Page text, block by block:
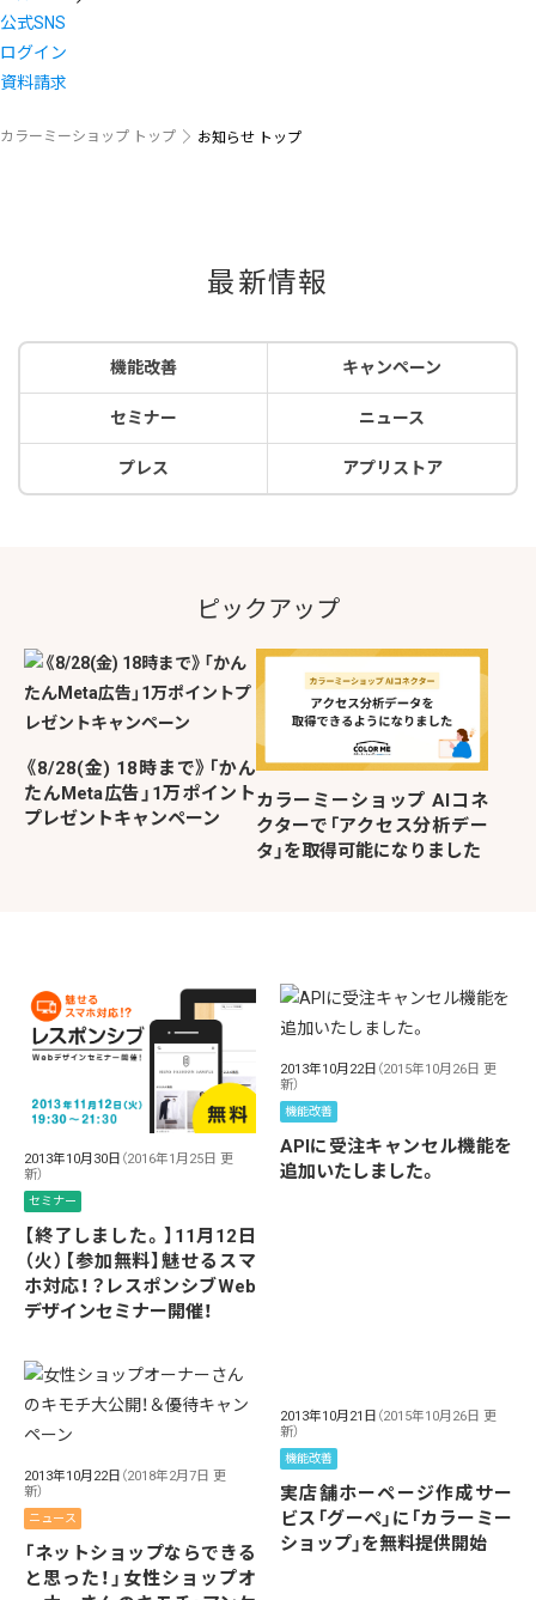
公式SNS
ログイン
資料請求
カラーミーショップ トップ お知らせ トップ
最新情報
機能改善 キャンペーン
セミナー ニュース
プレス アプリストア
ピックアップ
《8/28(金) 18時まで》「かん
たんMeta広告」1万ポイント
プレゼントキャンペーン
カラーミーショップ AIコネ
クターで「アクセス分析デー
タ」を取得可能になりました
2013年10月30日 （2016年1月25日 更
新）
セミナー
【終了しました。】11月12日
（火）【参加無料】魅せるスマ
ホ対応！？レスポンシブWeb
デザインセミナー開催！
2013年10月22日 （2015年10月26日 更
新）
機能改善
APIに受注キャンセル機能を
追加いたしました。
2013年10月22日 （2018年2月7日 更
新）
ニュース
「ネットショップならできる
と思った！」女性ショップオ
2013年10月21日 （2015年10月26日 更
新）
機能改善
実店舗ホーページ作成サー
ビス「グーペ」に「カラーミー
ショップ」を無料提供開始